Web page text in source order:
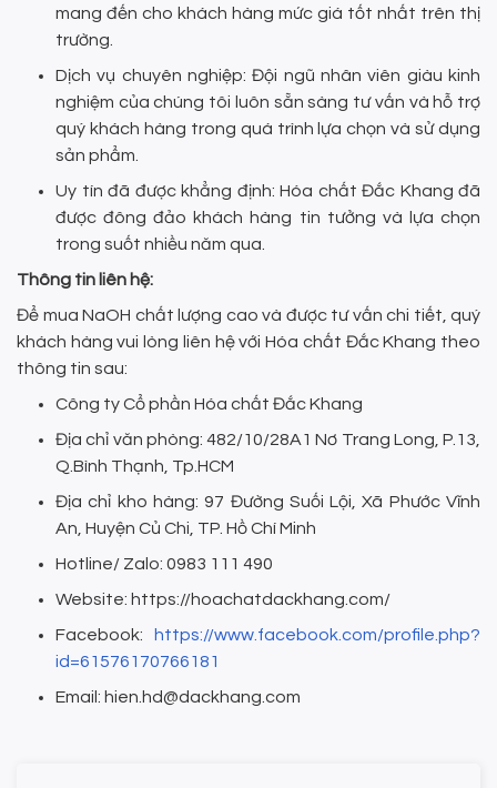
mang đến cho khách hàng mức giá tốt nhất trên thị
trường.
Dịch vụ chuyên nghiệp: Đội ngũ nhân viên giàu kinh
nghiệm của chúng tôi luôn sẵn sàng tư vấn và hỗ trợ
quý khách hàng trong quá trình lựa chọn và sử dụng
sản phẩm.
Uy tín đã được khẳng định: Hóa chất Đắc Khang đã
được đông đảo khách hàng tin tưởng và lựa chọn
trong suốt nhiều năm qua.
Thông tin liên hệ:
Để mua NaOH chất lượng cao và được tư vấn chi tiết, quý
khách hàng vui lòng liên hệ với Hóa chất Đắc Khang theo
thông tin sau:
Công ty Cổ phần Hóa chất Đắc Khang
Địa chỉ văn phòng: 482/10/28A1 Nơ Trang Long, P.13,
Q.Bình Thạnh, Tp.HCM
Địa chỉ kho hàng: 97 Đường Suối Lội, Xã Phước Vĩnh
An, Huyện Củ Chi, TP. Hồ Chí Minh
Hotline/ Zalo: 0983 111 490
Website: https://hoachatdackhang.com/
Facebook: https://www.facebook.com/profile.php?
id=61576170766181
Email: hien.hd@dackhang.com